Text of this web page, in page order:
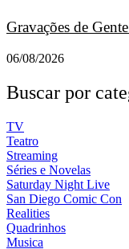
Gravações de
06/08/2026
Buscar por
TV
Teatro
Streaming
Séries e Novelas
Saturday Night Live
San Diego Comic Con
Realities
Quadrinhos
Musica